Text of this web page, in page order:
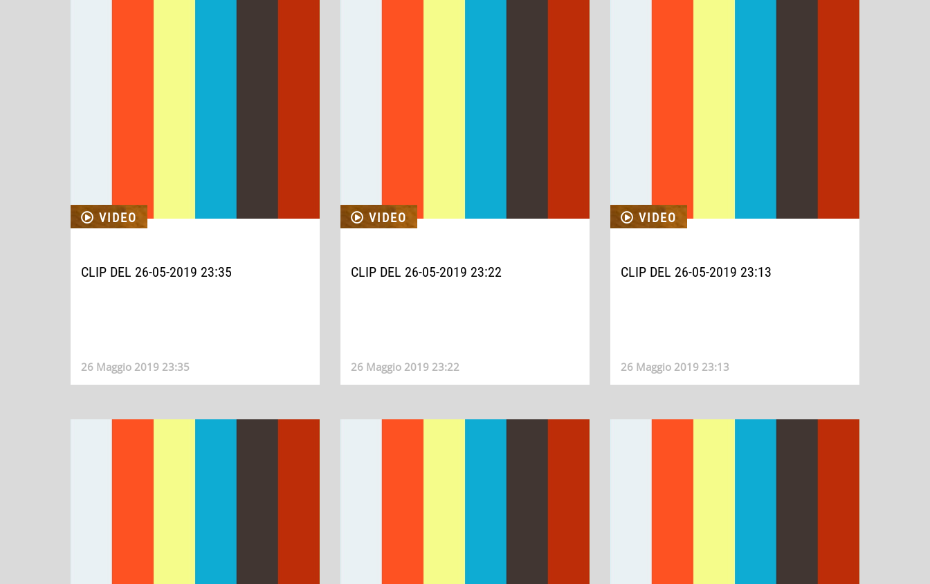
VIDEO
CLIP DEL 26-05-2019 23:35
26 Maggio 2019 23:35
VIDEO
CLIP DEL 26-05-2019 23:22
26 Maggio 2019 23:22
VIDEO
CLIP DEL 26-05-2019 23:13
26 Maggio 2019 23:13